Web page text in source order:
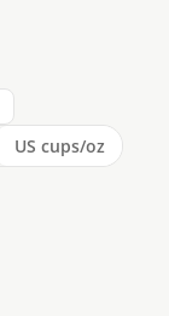
US cups/oz